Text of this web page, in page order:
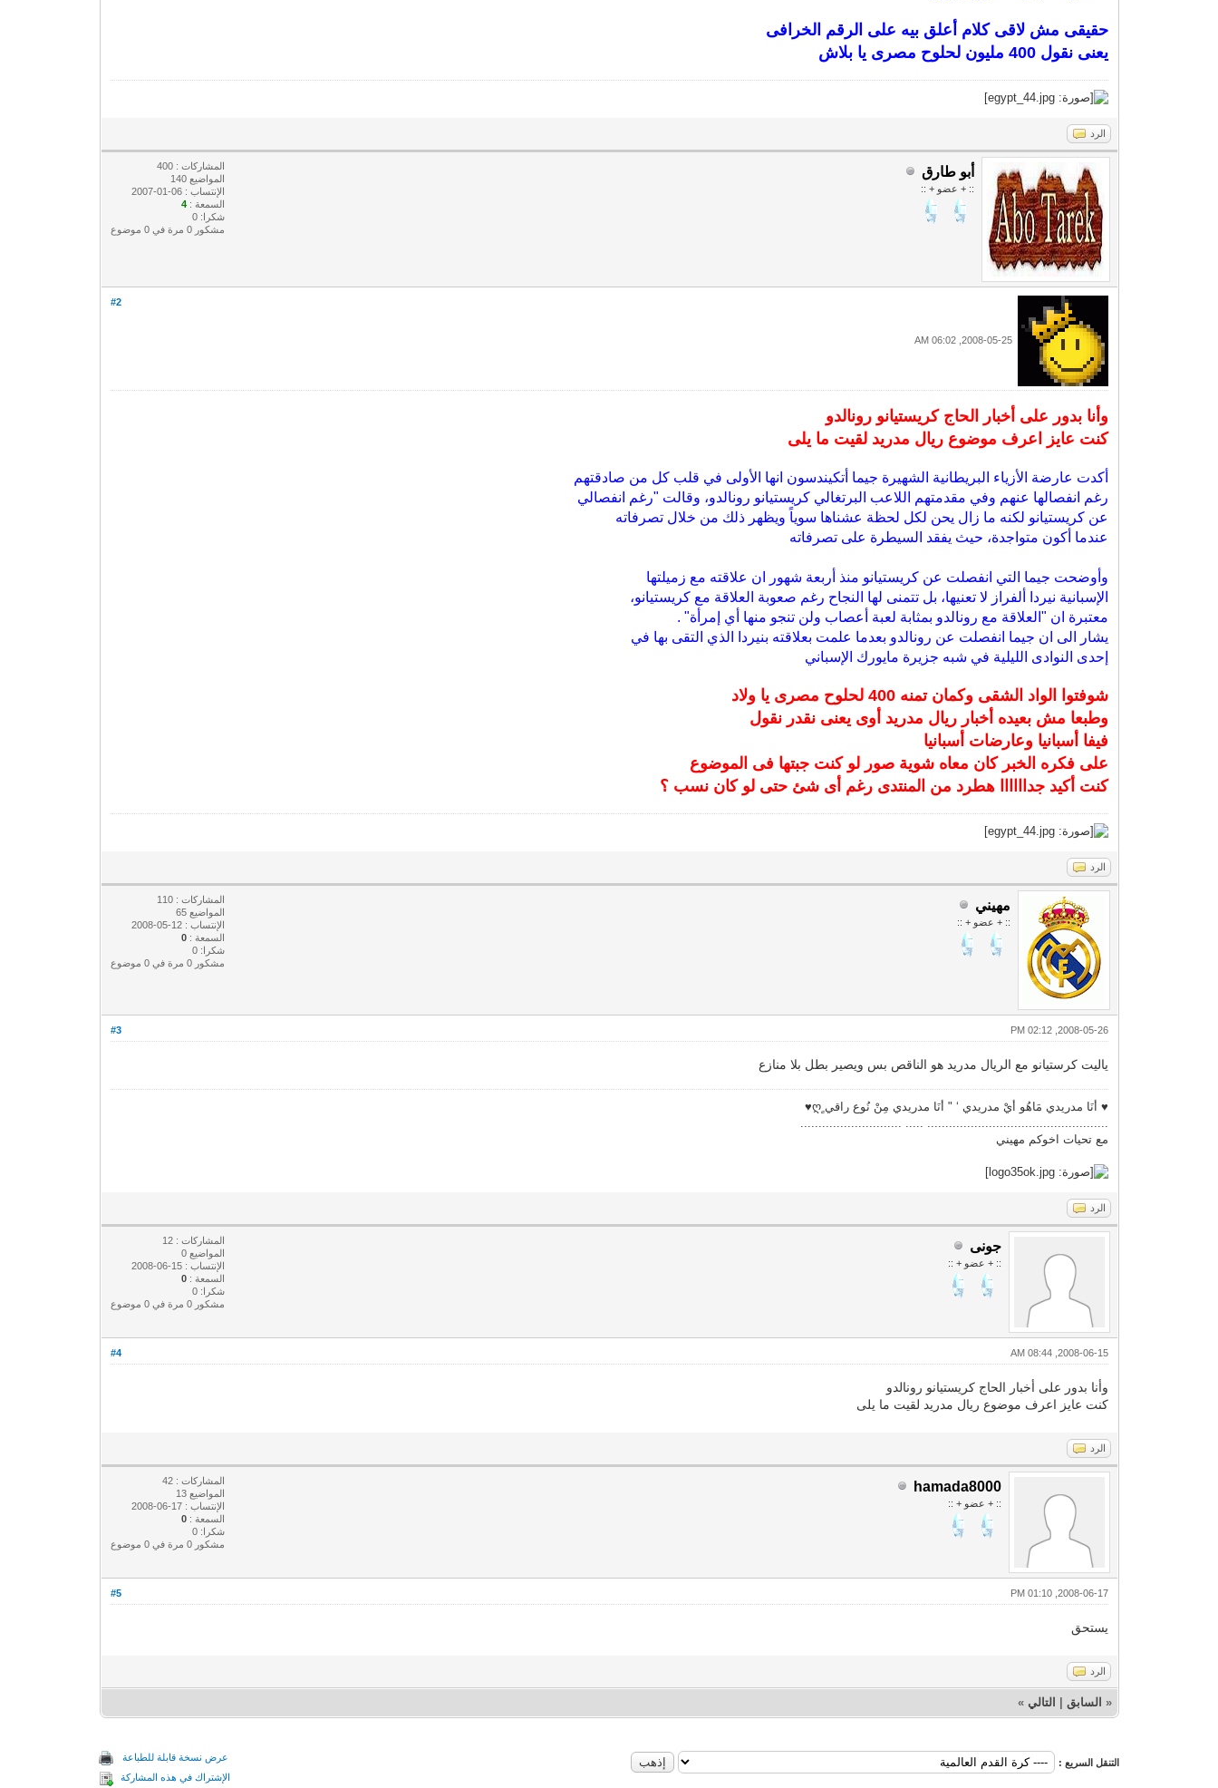
حقيقى مش لاقى كلام أعلق بيه على الرقم الخرافى
يعنى نقول 400 مليون لحلوح مصرى يا بلاش
الرد
أبو طارق
:: + عضو + ::
المشاركات : 400
المواضيع 140
الإنتساب : 06-01-2007
السمعة :4
شكرا: 0
مشكور 0 مرة في 0 موضوع
#2
2008-05-25, 06:02 AM
وأنا بدور على أخبار الحاج كريستيانو رونالدو
كنت عايز اعرف موضوع ريال مدريد لقيت ما يلى
أكدت عارضة الأزياء البريطانية الشهيرة جيما أتكيندسون انها الأولى في قلب كل من صادقتهم
رغم انفصالها عنهم وفي مقدمتهم اللاعب البرتغالي كريستيانو رونالدو، وقالت "رغم انفصالي
عن كريستيانو لكنه ما زال يحن لكل لحظة عشناها سوياً ويظهر ذلك من خلال تصرفاته
عندما أكون متواجدة، حيث يفقد السيطرة على تصرفاته
وأوضحت جيما التي انفصلت عن كريستيانو منذ أربعة شهور ان علاقته مع زميلتها
الإسبانية نيردا ألفراز لا تعنيها، بل تتمنى لها النجاح رغم صعوبة العلاقة مع كريستيانو،
معتبرة ان "العلاقة مع رونالدو بمثابة لعبة أعصاب ولن تنجو منها أي إمرأة" .
يشار الى ان جيما انفصلت عن رونالدو بعدما علمت بعلاقته بنيردا الذي التقى بها في
إحدى النوادى الليلية في شبه جزيرة مايورك الإسباني
شوفتوا الواد الشقى وكمان تمنه 400 لحلوح مصرى يا ولاد
وطبعا مش بعيده أخبار ريال مدريد أوى يعنى نقدر نقول
فيفا أسبانيا وعارضات أسبانيا
على فكره الخبر كان معاه شوية صور لو كنت جبتها فى الموضوع
كنت أكيد جداااااا هطرد من المنتدى رغم أى شئ حتى لو كان نسب ؟
الرد
مهيني
:: + عضو + ::
المشاركات : 110
المواضيع 65
الإنتساب : 12-05-2008
السمعة :0
شكرا: 0
مشكور 0 مرة في 0 موضوع
#3 2008-05-26, 02:12 PM
ياليت كرستيانو مع الريال مدريد هو الناقص بس ويصير بطل بلا منازع
♥ أنَا مدريدي مَاهُو أيْ مدريدي ‘ " أنَا مدريدي مِنْ نُوع راقي ٍღ♥
مع تحيات اخوكم مهيني
الرد
جونى
:: + عضو + ::
المشاركات : 12
المواضيع 0
الإنتساب : 15-06-2008
السمعة :0
شكرا: 0
مشكور 0 مرة في 0 موضوع
#4 2008-06-15, 08:44 AM
وأنا بدور على أخبار الحاج كريستيانو رونالدو
كنت عايز اعرف موضوع ريال مدريد لقيت ما يلى
الرد
hamada8000
:: + عضو + ::
المشاركات : 42
المواضيع 13
الإنتساب : 17-06-2008
السمعة :0
شكرا: 0
مشكور 0 مرة في 0 موضوع
#5 2008-06-17, 01:10 PM
يستحق
الرد
« السابق التالي »
عرض نسخة قابلة للطباعة
الإشتراك في هذه المشاركة
التنقل السريع :